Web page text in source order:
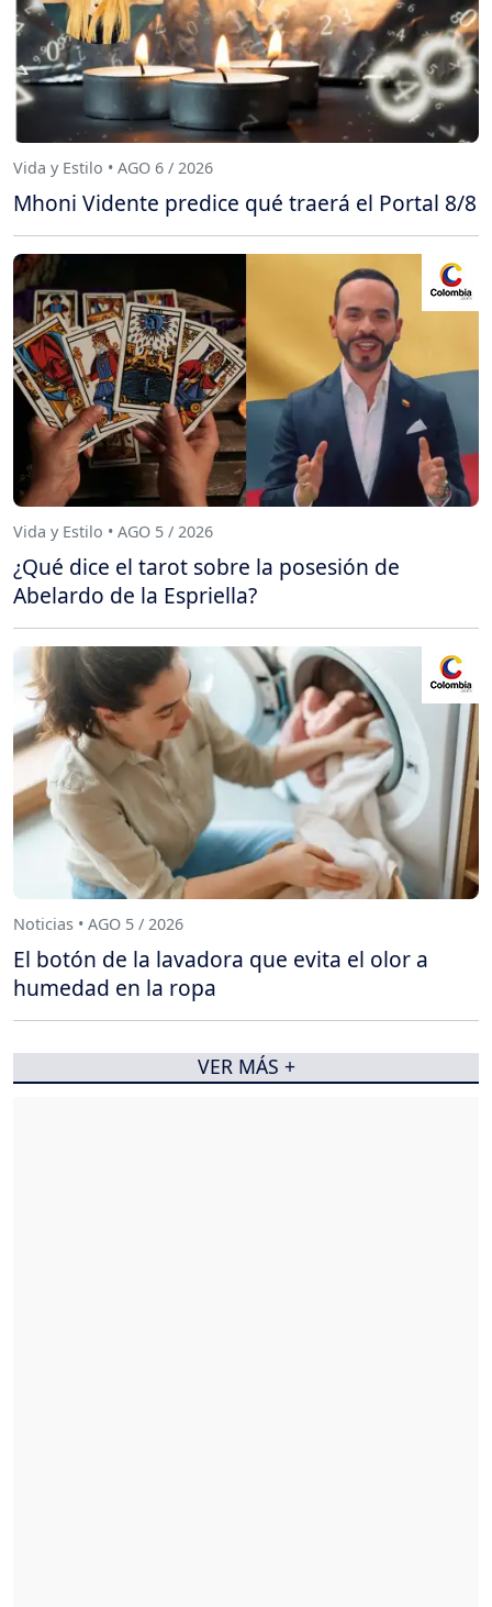
Vida y Estilo • AGO 6 / 2026
Mhoni Vidente predice qué traerá el Portal 8/8
Vida y Estilo • AGO 5 / 2026
¿Qué dice el tarot sobre la posesión de
Abelardo de la Espriella?
Noticias • AGO 5 / 2026
El botón de la lavadora que evita el olor a
humedad en la ropa
VER MÁS +